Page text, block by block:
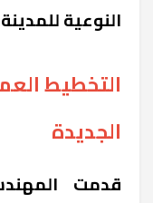
النوعية
التخطيط
الجديدة
قدمت